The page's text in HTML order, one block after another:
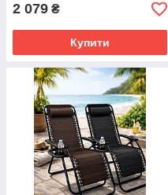
2 079 ₴
Купити